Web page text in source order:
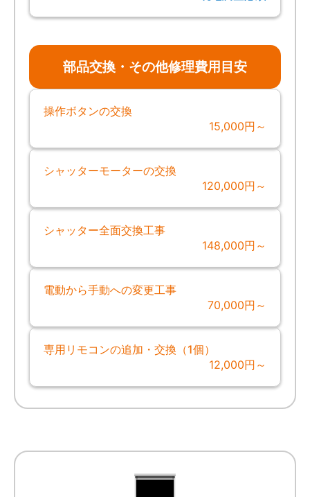
部品交換・その他修理費用目安
操作ボタンの交換
15,000円～
シャッターモーターの交換
120,000円～
シャッター全面交換工事
148,000円～
電動から手動への変更工事
70,000円～
専用リモコンの追加・交換（1個）
12,000円～